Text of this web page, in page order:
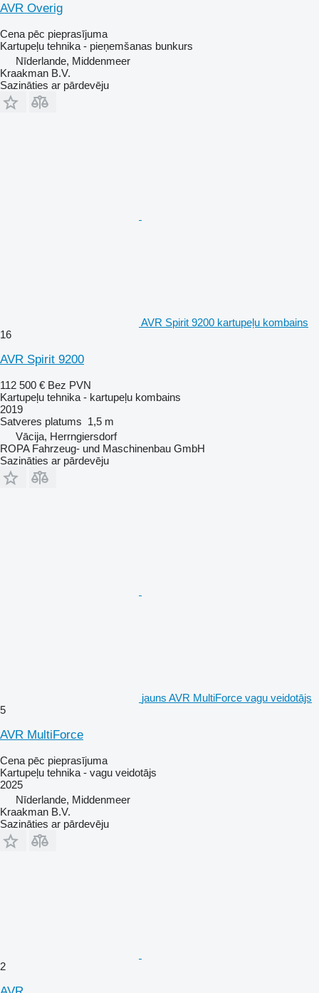
AVR Overig
Cena pēc pieprasījuma
Kartupeļu tehnika - pieņemšanas bunkurs
Nīderlande, Middenmeer
Kraakman B.V.
Sazināties ar pārdevēju
AVR Spirit 9200 kartupeļu kombains
16
AVR Spirit 9200
112 500 € Bez PVN
Kartupeļu tehnika - kartupeļu kombains
2019
Satveres platums 1,5 m
Vācija, Herrngiersdorf
ROPA Fahrzeug- und Maschinenbau GmbH
Sazināties ar pārdevēju
jauns AVR MultiForce vagu veidotājs
5
AVR MultiForce
Cena pēc pieprasījuma
Kartupeļu tehnika - vagu veidotājs
2025
Nīderlande, Middenmeer
Kraakman B.V.
Sazināties ar pārdevēju
2